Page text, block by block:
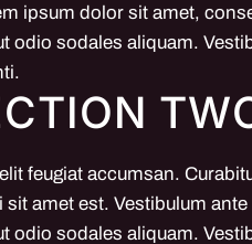
ipsum dolor sit amet,
odio sodales aliquam.
feugiat accumsan.
sit amet est. Vestibulum
odio sodales aliquam.